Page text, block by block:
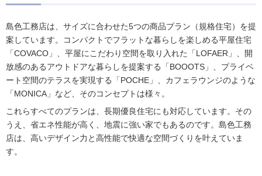
島色工務店は、サイズに合わせた5つの商品プラン（規格住宅）を提
案しています。コンパクトでフラットな暮らしを楽しめる平屋住宅
「COVACO」、平屋にこだわり空間を取り入れた「LOFAER」、開
放感のあるアウトドアな暮らしを提案する「BOOOTS」、プライベ
ート空間のテラスを実現する「POCHE」、カフェラウンジのような
「MONICA」など、そのコンセプトは様々。
これらすべてのプランは、長期優良住宅にも対応しています。その
うえ、省エネ性能が高く、地震に強い家でもあるのです。島色工務
店は、高いデザイン力と高性能で快適な空間づくりを叶えていま
す。